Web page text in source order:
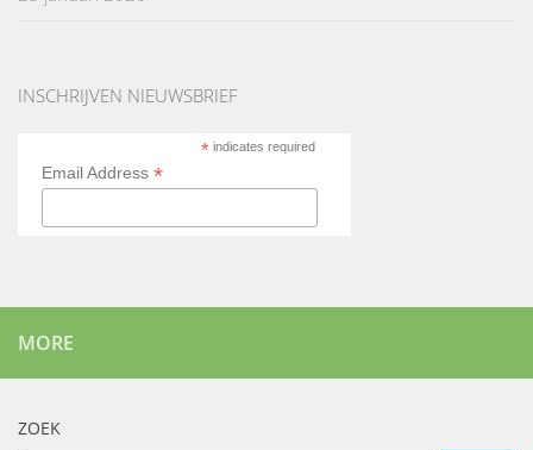
INSCHRIJVEN NIEUWSBRIEF
* indicates required
Email Address *
MORE
ZOEK